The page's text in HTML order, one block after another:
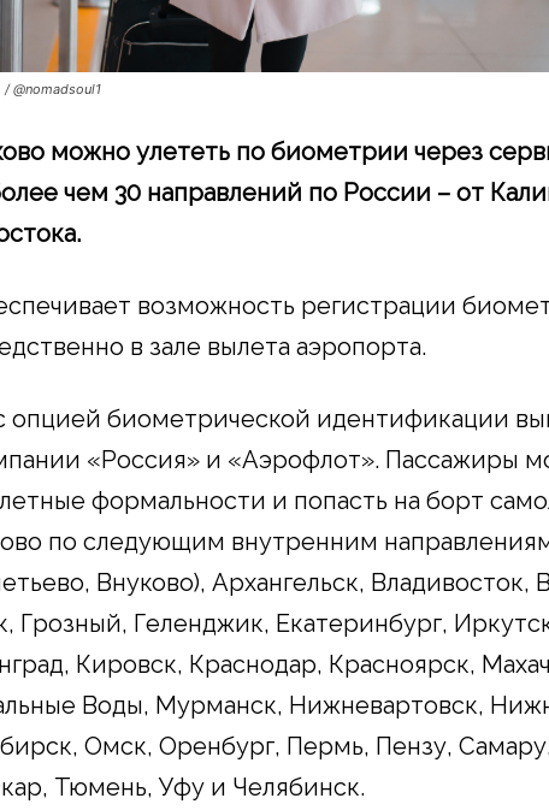
@nomadsoul1
можно улететь по биометрии через
чем 30 направлений по России – от
возможность регистрации
в зале вылета аэропорта.
опцией биометрической идентификации
«Россия» и «Аэрофлот». Пассажиры
формальности и попасть на борт
по следующим внутренним
Внуково), Архангельск, Владивосток,
Грозный, Геленджик, Екатеринбург,
Кировск, Краснодар, Красноярск,
Воды, Мурманск, Нижневартовск,
Омск, Оренбург, Пермь, Пензу,
Тюмень, Уфу и Челябинск.